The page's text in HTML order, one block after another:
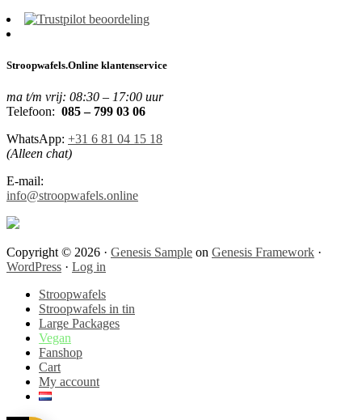
Stroopwafels.Online klantenservice
ma t/m vrij: 08:30 – 17:00 uur
Telefoon: 085 – 799 03 06
WhatsApp: +31 6 81 04 15 18
(Alleen chat)
E-mail:
info@stroopwafels.online
Copyright © 2026 · Genesis Sample on Genesis Framework ·
WordPress · Log in
Stroopwafels
Stroopwafels in tin
Large Packages
Vegan
Fanshop
Cart
My account